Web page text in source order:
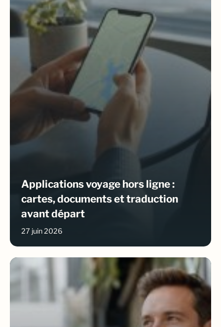
Applications voyage hors ligne :
cartes, documents et traduction
avant départ
27 juin 2026